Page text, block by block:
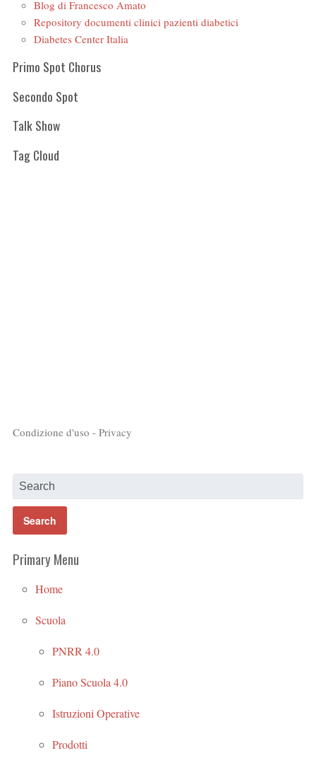
Blog di Francesco Amato
Repository documenti clinici pazienti diabetici
Diabetes Center Italia
Primo Spot Chorus
Secondo Spot
Talk Show
Tag Cloud
Condizione d'uso - Privacy
Primary Menu
Home
Scuola
PNRR 4.0
Piano Scuola 4.0
Istruzioni Operative
Prodotti